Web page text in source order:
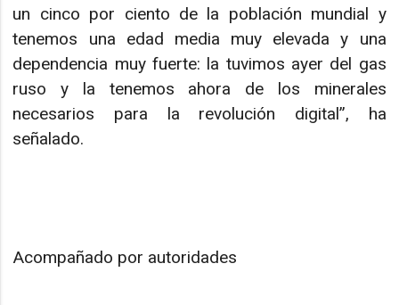
un cinco por ciento de la población mundial y
tenemos una edad media muy elevada y una
dependencia muy fuerte: la tuvimos ayer del gas
ruso y la tenemos ahora de los minerales
necesarios para la revolución digital”, ha
señalado.
Acompañado por autoridades